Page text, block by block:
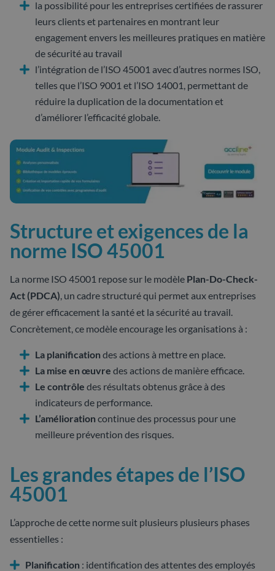
la possibilité pour les entreprises certifiées de rassurer
leurs clients et partenaires en montrant leur
engagement envers les meilleures pratiques en matière
de sécurité au travail
l’intégration de l’ISO 45001 avec d’autres normes ISO,
telles que l’ISO 9001 et l’ISO 14001, permettant de
réduire la duplication de la documentation et
d’améliorer l’efficacité globale.
Structure et exigences de la
norme ISO 45001
La norme ISO 45001 repose sur le modèle Plan-Do-Check-
Act (PDCA), un cadre structuré qui permet aux entreprises
de gérer efficacement la santé et la sécurité au travail.
Concrètement, ce modèle encourage les organisations à :
La planification des actions à mettre en place.
La mise en œuvre des actions de manière efficace.
Le contrôle des résultats obtenus grâce à des
indicateurs de performance.
L’amélioration continue des processus pour une
meilleure prévention des risques.
Les grandes étapes de l’ISO
45001
L’approche de cette norme suit plusieurs plusieurs phases
essentielles :
Planification : identification des attentes des employés